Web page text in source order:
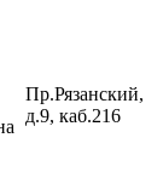
Пр.Рязанский,
д.9, каб.216